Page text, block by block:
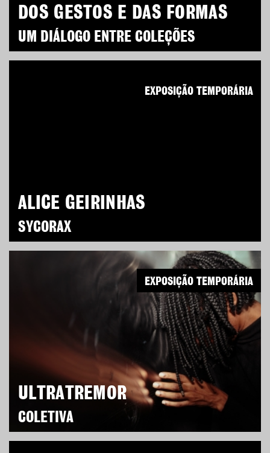
DOS GESTOS E DAS FORMAS
UM DIÁLOGO ENTRE COLEÇÕES
ALICE GEIRINHAS
SYCORAX
EXPOSIÇÃO TEMPORÁRIA
ULTRATREMOR
COLETIVA
EXPOSIÇÃO TEMPORÁRIA